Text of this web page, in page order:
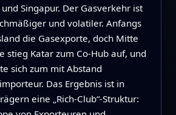
Singapur. Der Gasverkehr ist
und volatiler. Anfangs
die Gasexporte, doch Mitte
stieg Katar zum Co‑Hub auf, und
sich zum mit Abstand
Das Ergebnis ist in
eine „Rich‑Club“-Struktur: